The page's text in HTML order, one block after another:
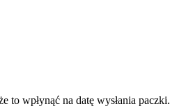
to wpłynąć na datę wysłania paczki.